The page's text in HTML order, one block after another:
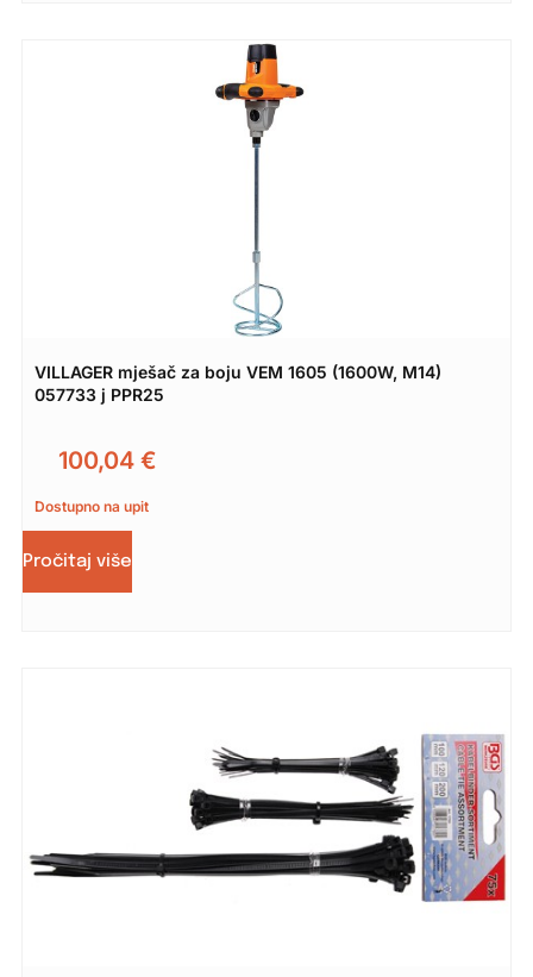
VILLAGER mješač za boju VEM 1605 (1600W, M14)
057733 j PPR25
100,04 €
Dostupno na upit
Pročitaj više